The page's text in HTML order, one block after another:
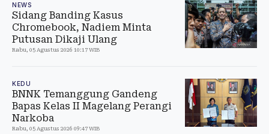
NEWS
Sidang Banding Kasus
Chromebook, Nadiem Minta
Putusan Dikaji Ulang
Rabu, 05 Agustus 2026 10:17 WIB
KEDU
BNNK Temanggung Gandeng
Bapas Kelas II Magelang Perangi
Narkoba
Rabu, 05 Agustus 2026 09:47 WIB